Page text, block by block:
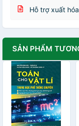
Hỗ trợ xuất
SẢN PHẨM